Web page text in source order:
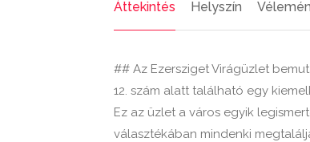
Áttekintés Helyszín
## Az Ezersziget Virágüzlet
12. szám alatt található egy
Ez az üzlet a város egyik
választékában mindenki